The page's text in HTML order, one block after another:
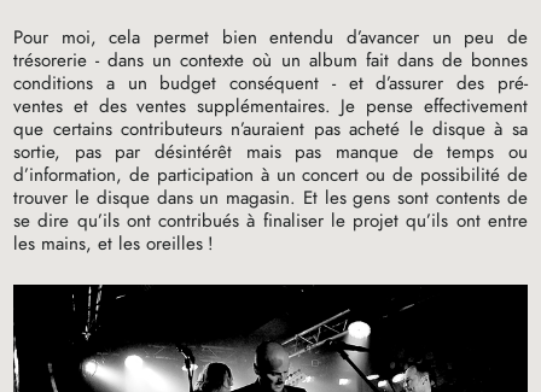
Pour moi, cela permet bien entendu d’avancer un peu de
trésorerie - dans un contexte où un album fait dans de bonnes
conditions a un budget conséquent - et d’assurer des pré-
ventes et des ventes supplémentaires. Je pense effectivement
que certains contributeurs n’auraient pas acheté le disque à sa
sortie, pas par désintérêt mais pas manque de temps ou
d’information, de participation à un concert ou de possibilité de
trouver le disque dans un magasin. Et les gens sont contents de
se dire qu’ils ont contribués à finaliser le projet qu’ils ont entre
les mains, et les oreilles !